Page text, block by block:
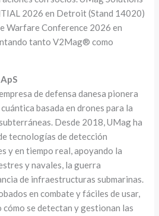
2026 en Detroit (Stand 14020)
Warfare Conference 2026 en
tanto V2Mag® como
de defensa danesa pionera
basada en drones para la
Desde 2018, UMag ha
tecnologías de detección
y en tiempo real, apoyando la
y navales, la guerra
de infraestructuras submarinas.
en combate y fáciles de usar,
se detectan y gestionan las